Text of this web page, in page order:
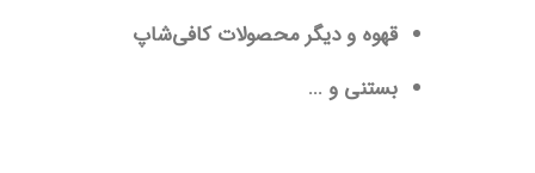
قهوه و دیگر محصولات کافی‌شاپ
بستنی و ...